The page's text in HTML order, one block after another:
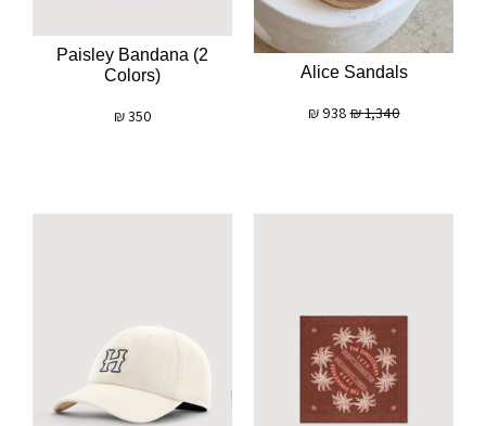
Alice Sandals
1,340
₪
938
₪
Paisley Bandana (2
Colors)
350
₪